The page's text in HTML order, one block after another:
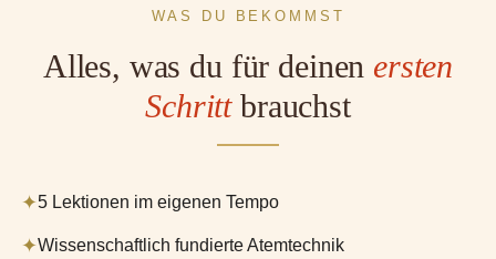
WAS DU BEKOMMST
Alles, was du für deinen ersten
Schrittbrauchst
✦5 Lektionen im eigenen Tempo
✦Wissenschaftlich fundierte Atemtechnik